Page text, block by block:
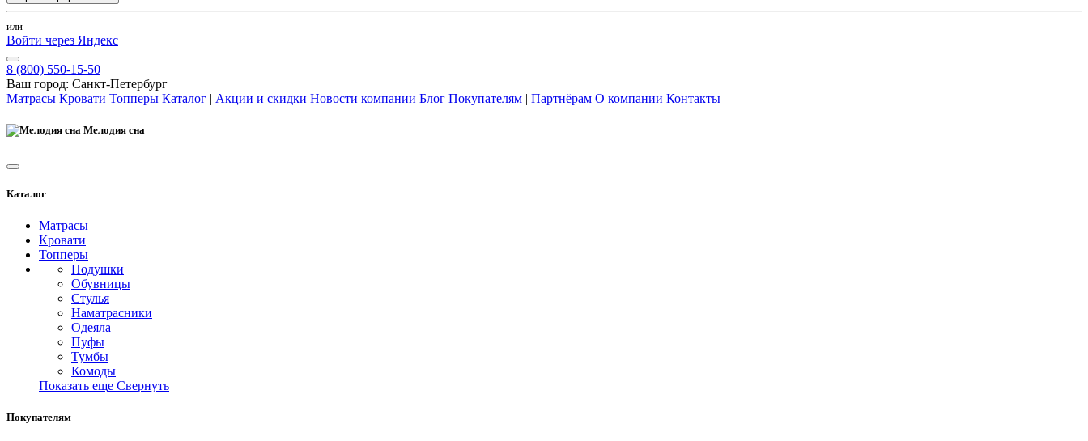
или
Войти через Яндекс
8 (800) 550-15-50
Ваш город: Санкт-Петербург
Матрасы Кровати Топперы Каталог | Акции и скидки Новости компании Блог Покупателям | Партнёрам О компании Контакты
Мелодия сна
Каталог
Матрасы
Кровати
Топперы
Подушки
Обувницы
Стулья
Наматрасники
Одеяла
Пуфы
Тумбы
Комоды
Показать еще Свернуть
Покупателям